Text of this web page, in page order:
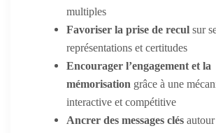
multiples
Favoriser la prise de recul sur
représentations et certitudes
Encourager l’engagement et la
mémorisation grâce à une
interactive et compétitive
Ancrer des messages clés